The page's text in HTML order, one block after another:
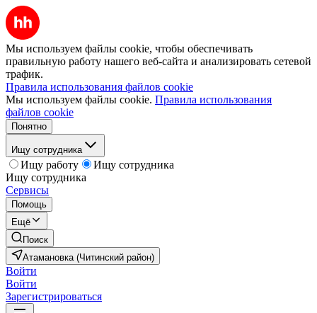
Мы используем файлы cookie, чтобы обеспечивать
правильную работу нашего веб-сайта и анализировать сетевой
трафик.
Правила использования файлов cookie
Мы используем файлы cookie. Правила использования
файлов cookie
Понятно
Ищу сотрудника
Ищу работу
Ищу сотрудника
Ищу сотрудника
Сервисы
Помощь
Ещё
Поиск
Атамановка (Читинский район)
Войти
Войти
Зарегистрироваться